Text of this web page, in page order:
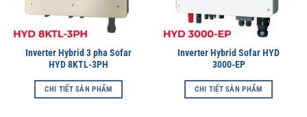
Inverter Hybrid 3 pha Sofar
HYD 8KTL-3PH
CHI TIẾT SẢN PHẨM
Inverter Hybrid Sofar HYD
3000-EP
CHI TIẾT SẢN PHẨM